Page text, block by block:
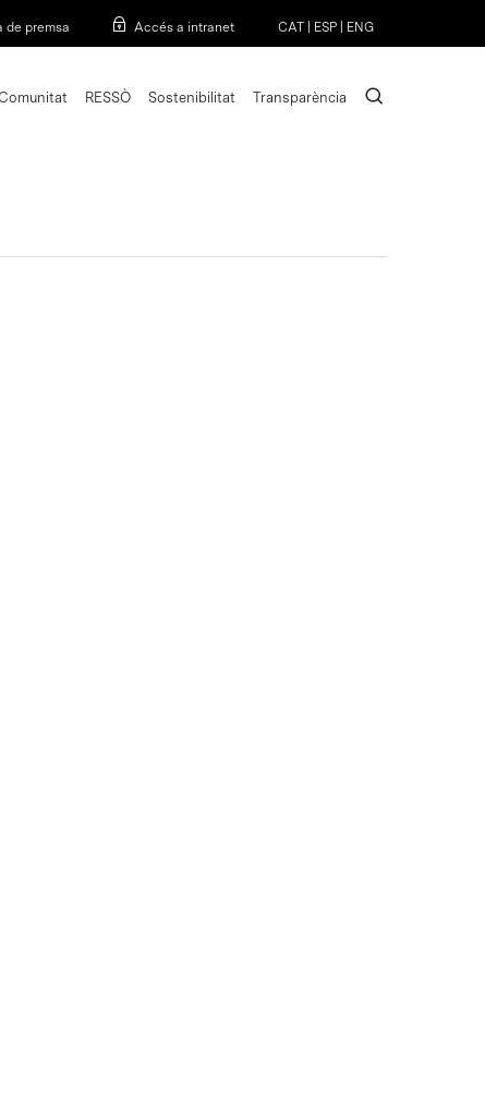
de premsa Accés a intranet CAT ESP ENG
RESSÒ Sostenibilitat Transparència search